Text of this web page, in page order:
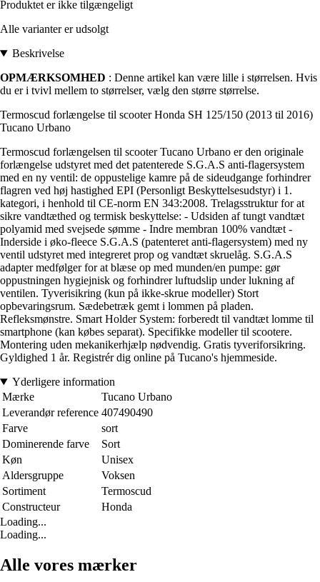
Produktet er ikke tilgængeligt
Alle varianter er udsolgt
Beskrivelse
OPMÆRKSOMHED : Denne artikel kan være lille i størrelsen. Hvis
du er i tvivl mellem to størrelser, vælg den større størrelse.
Termoscud forlængelse til scooter Honda SH 125/150 (2013 til 2016)
Tucano Urbano
Termoscud forlængelsen til scooter Tucano Urbano er den originale
forlængelse udstyret med det patenterede S.G.A.S anti-flagersystem
med en ny ventil: de oppustelige kamre på de sideudgange forhindrer
flagren ved høj hastighed EPI (Personligt Beskyttelsesudstyr) i 1.
kategori, i henhold til CE-norm EN 343:2008. Trelagsstruktur for at
sikre vandtæthed og termisk beskyttelse: - Udsiden af tungt vandtæt
polyamid med svejsede sømme - Indre membran 100% vandtæt -
Inderside i øko-fleece S.G.A.S (patenteret anti-flagersystem) med ny
ventil udstyret med integreret prop og vandtæt skruelåg. S.G.A.S
adapter medfølger for at blæse op med munden/en pumpe: gør
oppustningen hygiejnisk og forhindrer luftudslip under lukning af
ventilen. Tyverisikring (kun på ikke-skrue modeller) Stort
opbevaringsrum. Sædebetræk gemt i lommen på pladen.
Refleksmønstre. Smart Holder System: forberedt til vandtæt lomme til
smartphone (kan købes separat). Specifikke modeller til scootere.
Montering uden mekanikerhjælp nødvendig. Gratis tyveriforsikring.
Gyldighed 1 år. Registrér dig online på Tucano's hjemmeside.
Yderligere information
Mærke
Tucano Urbano
Leverandør reference 407490490
Farve
sort
Dominerende farve
Sort
Køn
Unisex
Aldersgruppe
Voksen
Sortiment
Termoscud
Constructeur
Honda
Loading...
Loading...
Alle vores mærker